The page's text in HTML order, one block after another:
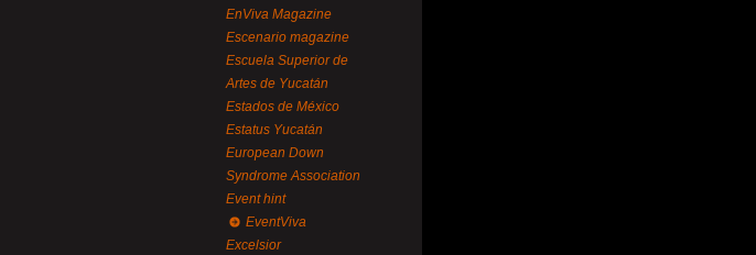
EnViva Magazine
Escenario magazine
Escuela Superior de
Artes de Yucatán
Estados de México
Estatus Yucatán
European Down
Syndrome Association
Event hint
EventViva
Excelsior